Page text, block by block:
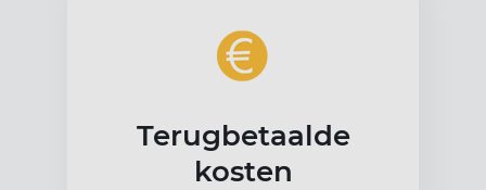
Terugbetaalde
kosten